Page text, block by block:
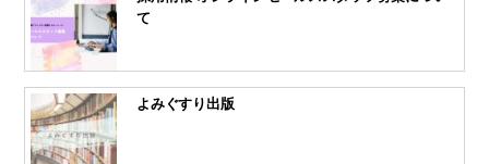
て
よみぐすり出版